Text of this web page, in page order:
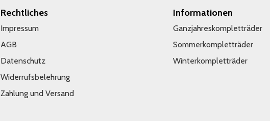
Rechtliches
Impressum
AGB
Datenschutz
Widerrufsbelehrung
Zahlung und Versand
Informationen
Ganzjahreskompletträder
Sommerkompletträder
Winterkompletträder